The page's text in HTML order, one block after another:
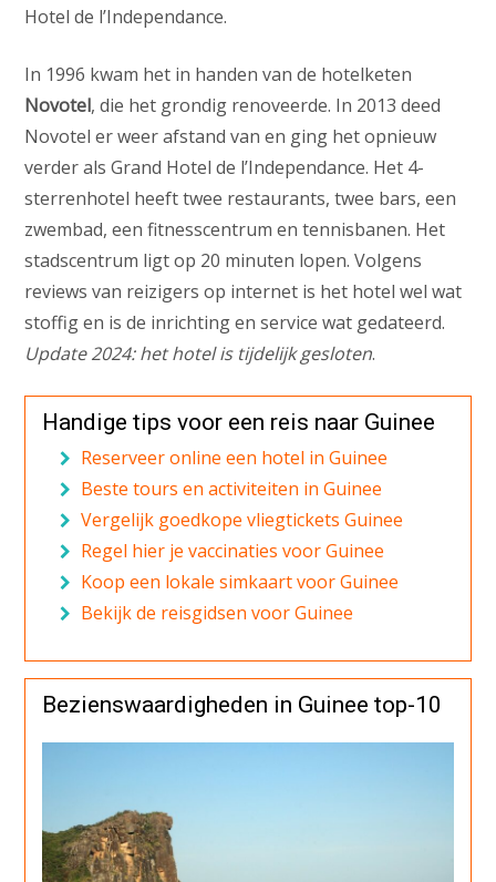
Hotel de l’Independance.
In 1996 kwam het in handen van de hotelketen
Novotel, die het grondig renoveerde. In 2013 deed
Novotel er weer afstand van en ging het opnieuw
verder als Grand Hotel de l’Independance. Het 4-
sterrenhotel heeft twee restaurants, twee bars, een
zwembad, een fitnesscentrum en tennisbanen. Het
stadscentrum ligt op 20 minuten lopen. Volgens
reviews van reizigers op internet is het hotel wel wat
stoffig en is de inrichting en service wat gedateerd.
Update 2024: het hotel is tijdelijk gesloten.
Handige tips voor een reis naar Guinee
Reserveer online een hotel in Guinee
Beste tours en activiteiten in Guinee
Vergelijk goedkope vliegtickets Guinee
Regel hier je vaccinaties voor Guinee
Koop een lokale simkaart voor Guinee
Bekijk de reisgidsen voor Guinee
Bezienswaardigheden in Guinee top-10